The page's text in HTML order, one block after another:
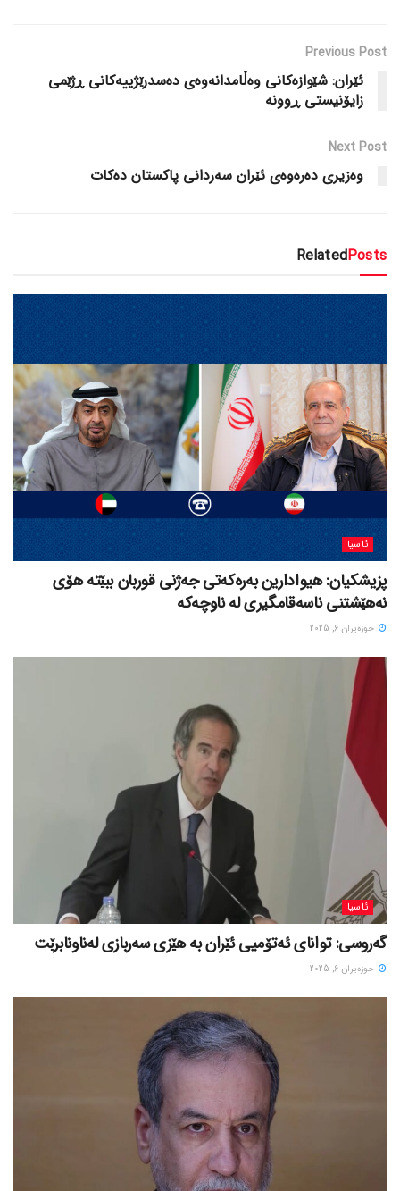
Previous Post
ئێران: شێوازەکانی وەڵامدانەوەی دەسدرێژییەکانی ڕژێمی
زایۆنیستی ڕوونە
Next Post
وەزیری دەرەوەی ئێران سەردانی پاکستان دەکات
RelatedPosts
ئاسیا
پزیشکیان: هیوادارین بەرەکەتی جەژنی قوربان ببێتە هۆی
نەهێشتنی ناسەقامگیری لە ناوچەکە
حوزه‌یران 6, 2025
ئاسیا
گەروسی: توانای ئەتۆمیی ئێران بە هێزی سەربازی لەناونابرێت
حوزه‌یران 6, 2025